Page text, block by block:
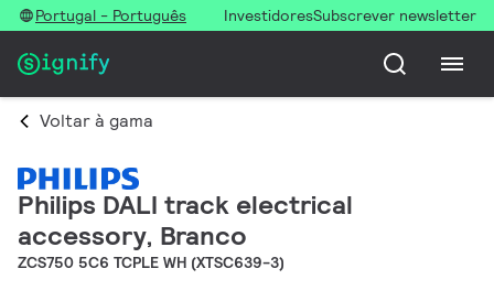
Portugal - Português InvestidoresSubscrever newsletter
Voltar à gama
Philips DALI track electrical
accessory, Branco
ZCS750 5C6 TCPLE WH (XTSC639-3)